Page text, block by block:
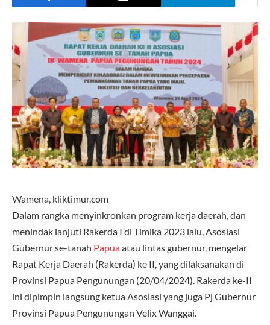
Wamena, kliktimur.com
Dalam rangka menyinkronkan program kerja daerah, dan
menindak lanjuti Rakerda I di Timika 2023 lalu, Asosiasi
Gubernur se-tanah Papuaatau lintas gubernur, mengelar
Rapat Kerja Daerah (Rakerda) ke II, yang dilaksanakan di
Provinsi Papua Pengunungan (20/04/2024). Rakerda ke-II
ini dipimpin langsung ketua Asosiasi yang juga Pj Gubernur
Provinsi Papua Pengunungan Velix Wanggai.